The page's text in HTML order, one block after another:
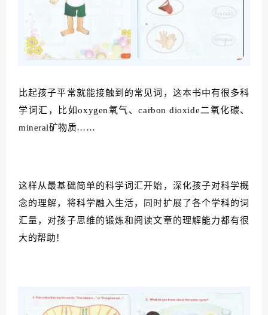
比起孩子平常就能接触到的常见词，这本书中有很多科
学词汇，比如oxygen氧气、carbon dioxide二氧化碳、
mineral矿物质……
这样从最基础简单的科学词汇开始， 深化孩子对科学概
念的理解，将科学融入生活，同时扩展了各个学科的词
汇量，对孩子思维的锻炼和阅读文章的理解能力都有很
大的帮助！